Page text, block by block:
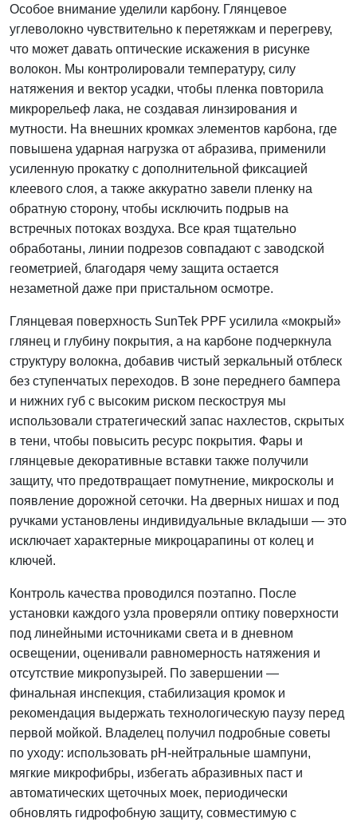
Особое внимание уделили карбону. Глянцевое
углеволокно чувствительно к перетяжкам и перегреву,
что может давать оптические искажения в рисунке
волокон. Мы контролировали температуру, силу
натяжения и вектор усадки, чтобы пленка повторила
микрорельеф лака, не создавая линзирования и
мутности. На внешних кромках элементов карбона, где
повышена ударная нагрузка от абразива, применили
усиленную прокатку с дополнительной фиксацией
клеевого слоя, а также аккуратно завели пленку на
обратную сторону, чтобы исключить подрыв на
встречных потоках воздуха. Все края тщательно
обработаны, линии подрезов совпадают с заводской
геометрией, благодаря чему защита остается
незаметной даже при пристальном осмотре.
Глянцевая поверхность SunTek PPF усилила «мокрый»
глянец и глубину покрытия, а на карбоне подчеркнула
структуру волокна, добавив чистый зеркальный отблеск
без ступенчатых переходов. В зоне переднего бампера
и нижних губ с высоким риском пескоструя мы
использовали стратегический запас нахлестов, скрытых
в тени, чтобы повысить ресурс покрытия. Фары и
глянцевые декоративные вставки также получили
защиту, что предотвращает помутнение, микросколы и
появление дорожной сеточки. На дверных нишах и под
ручками установлены индивидуальные вкладыши — это
исключает характерные микроцарапины от колец и
ключей.
Контроль качества проводился поэтапно. После
установки каждого узла проверяли оптику поверхности
под линейными источниками света и в дневном
освещении, оценивали равномерность натяжения и
отсутствие микропузырей. По завершении —
финальная инспекция, стабилизация кромок и
рекомендация выдержать технологическую паузу перед
первой мойкой. Владелец получил подробные советы
по уходу: использовать pH‑нейтральные шампуни,
мягкие микрофибры, избегать абразивных паст и
автоматических щеточных моек, периодически
обновлять гидрофобную защиту, совместимую с